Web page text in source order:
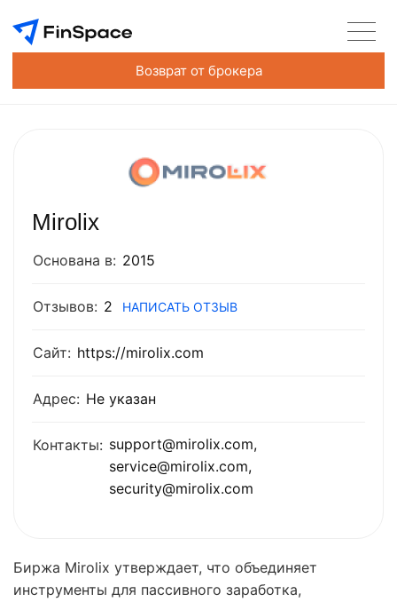
Возврат от брокера
Mirolix
Основана в: 2015
Отзывов: 2 НАПИСАТЬ ОТЗЫВ
Сайт: https://mirolix.com
Адрес: Не указан
Контакты: support@mirolix.com,
service@mirolix.com,
security@mirolix.com
Биржа Mirolix утверждает, что объединяет
инструменты для пассивного заработка,